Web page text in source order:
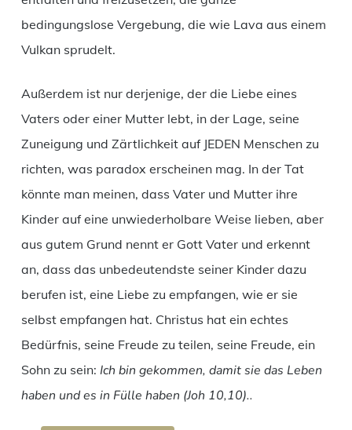
bedingungslose Vergebung, die wie Lava aus einem
Vulkan sprudelt.
Außerdem ist nur derjenige, der die Liebe eines
Vaters oder einer Mutter lebt, in der Lage, seine
Zuneigung und Zärtlichkeit auf JEDEN Menschen zu
richten, was paradox erscheinen mag. In der Tat
könnte man meinen, dass Vater und Mutter ihre
Kinder auf eine unwiederholbare Weise lieben, aber
aus gutem Grund nennt er Gott Vater und erkennt
an, dass das unbedeutendste seiner Kinder dazu
berufen ist, eine Liebe zu empfangen, wie er sie
selbst empfangen hat. Christus hat ein echtes
Bedürfnis, seine Freude zu teilen, seine Freude, ein
Sohn zu sein: Ich bin gekommen, damit sie das Leben
haben und es in Fülle haben (Joh 10,10)..